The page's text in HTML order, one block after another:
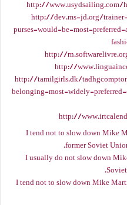
http://www.usydsailing.com/
http://dev.ms-jd.org/
purses-would-be-most-
http://
http://
http://tamilgirls.dk/
belonging-most-widely-
http://
I tend not to slow down Mike
former Soviet
I usually do not slow down
I tend not to slow down Mike